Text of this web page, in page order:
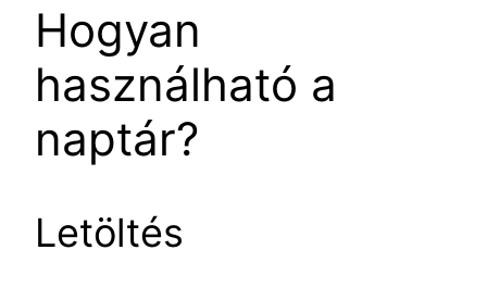
Hogyan
használható a
naptár?
Letöltés